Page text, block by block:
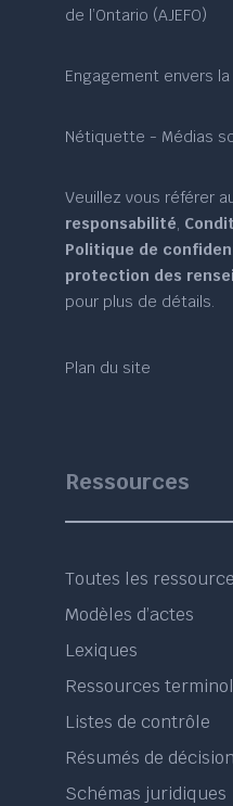
de l’Ontario (AJEFO)
Engagement envers la
Nétiquette - Médias
Veuillez vous référer
responsabilité,
Politique de
protection des
pour plus de détails.
Plan du site
Ressources
Toutes les
Modèles d’actes
Lexiques
Ressources
Listes de contrôle
Résumés de décision
Schémas juridiques